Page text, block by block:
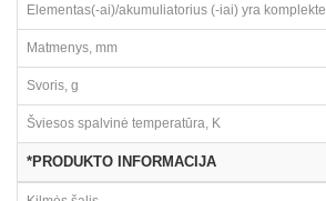
Elementas(-ai)/akumuliatorius (-iai) yra komplekte
Matmenys, mm
Svoris, g
Šviesos spalvinė temperatūra, K
*PRODUKTO INFORMACIJA